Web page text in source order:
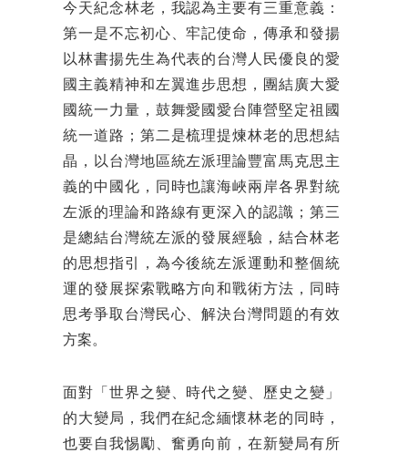
今天紀念林老，我認為主要有三重意義：
第一是不忘初心、牢記使命，傳承和發揚
以林書揚先生為代表的台灣人民優良的愛
國主義精神和左翼進步思想，團結廣大愛
國統一力量，鼓舞愛國愛台陣營堅定祖國
統一道路；第二是梳理提煉林老的思想結
晶，以台灣地區統左派理論豐富馬克思主
義的中國化，同時也讓海峽兩岸各界對統
左派的理論和路線有更深入的認識；第三
是總結台灣統左派的發展經驗，結合林老
的思想指引，為今後統左派運動和整個統
運的發展探索戰略方向和戰術方法，同時
思考爭取台灣民心、解決台灣問題的有效
方案。
面對「世界之變、時代之變、歷史之變」
的大變局，我們在紀念緬懷林老的同時，
也要自我惕勵、奮勇向前，在新變局有所